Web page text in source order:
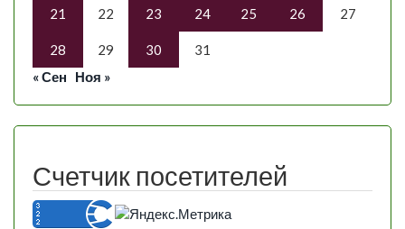
21 22 23 24 25 26 27
28 29 30
31
« Сен
Ноя »
Счетчик посетителей